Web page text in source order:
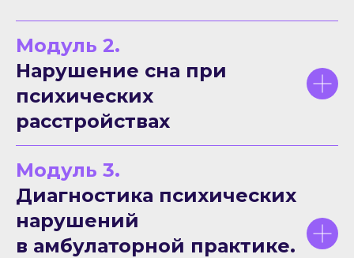
Модуль 2.
Нарушение сна при
психических
расстройствах
Модуль 3.
Диагностика психических
нарушений
в амбулаторной практике.